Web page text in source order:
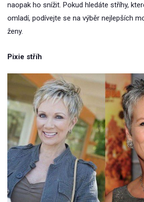
naopak ho snížit. Pokud hledáte stříhy,
omladí, podívejte se na výběr nejlepších
ženy.
Pixie stříh